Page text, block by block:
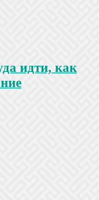
идти, как